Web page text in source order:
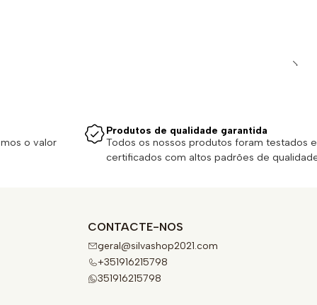
o valor
Produtos de qualidade garantida
Todos os nossos produtos foram testados e
certificados com altos padrões de
CONTACTE-NOS
geral@silvashop2021.com
+351916215798
351916215798